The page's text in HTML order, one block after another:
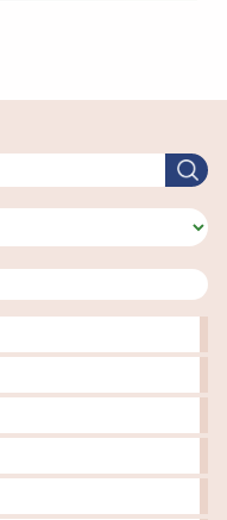
搜
尋